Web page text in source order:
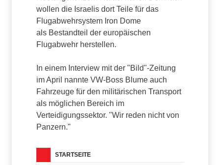
wollen die Israelis dort Teile für das
Flugabwehrsystem Iron Dome
als Bestandteil der europäischen
Flugabwehr herstellen.
In einem Interview mit der "Bild"-Zeitung
im April nannte VW-Boss Blume auch
Fahrzeuge für den militärischen Transport
als möglichen Bereich im
Verteidigungssektor. "Wir reden nicht von
Panzern."
STARTSEITE